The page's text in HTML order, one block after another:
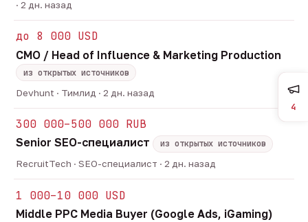
· 2 дн. назад
до 8 000 USD
CMO / Head of Influence & Marketing Production
из открытых источников
Devhunt · Тимлид · 2 дн. назад
300 000–500 000 RUB
Senior SEO-специалист
из открытых источников
RecruitTech · SEO-специалист · 2 дн. назад
1 000–10 000 USD
Middle PPC Media Buyer (Google Ads, iGaming)
4